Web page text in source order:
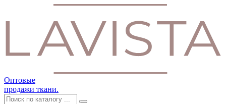
Оптовые
продажи ткани.